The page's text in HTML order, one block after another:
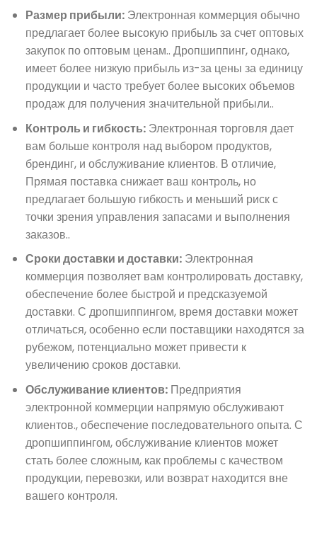
Размер прибыли:Электронная коммерция обычно
предлагает более высокую прибыль за счет оптовых
закупок по оптовым ценам.. Дропшиппинг, однако,
имеет более низкую прибыль из-за цены за единицу
продукции и часто требует более высоких объемов
продаж для получения значительной прибыли..
Контроль и гибкость:Электронная торговля дает
вам больше контроля над выбором продуктов,
брендинг, и обслуживание клиентов. В отличие,
Прямая поставка снижает ваш контроль, но
предлагает большую гибкость и меньший риск с
точки зрения управления запасами и выполнения
заказов..
Сроки доставки и доставки:Электронная
коммерция позволяет вам контролировать доставку,
обеспечение более быстрой и предсказуемой
доставки. С дропшиппингом, время доставки может
отличаться, особенно если поставщики находятся за
рубежом, потенциально может привести к
увеличению сроков доставки.
Обслуживание клиентов:Предприятия
электронной коммерции напрямую обслуживают
клиентов., обеспечение последовательного опыта. С
дропшиппингом, обслуживание клиентов может
стать более сложным, как проблемы с качеством
продукции, перевозки, или возврат находится вне
вашего контроля.